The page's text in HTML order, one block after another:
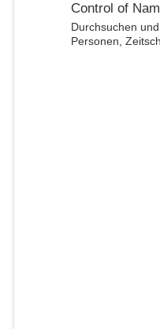
Control of
Durchsuchen
Personen,